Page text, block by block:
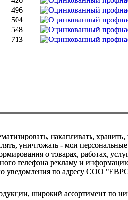
496
504
548
713
накапливать, хранить,
уничтожать - мои
о товарах, работах,
телефона рекламу и информацию
уведомления по адресу ООО
широкий ассортимент по